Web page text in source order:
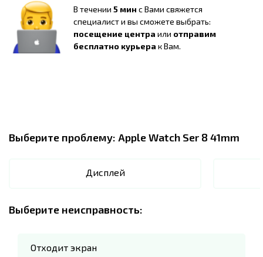
В течении 5 мин с Вами свяжется
специалист и вы сможете выбрать:
посещение центра или отправим
бесплатно курьера к Вам.
Выберите проблему: Apple Watch Ser 8 41mm
Дисплей
Выберите неисправность:
Отходит экран